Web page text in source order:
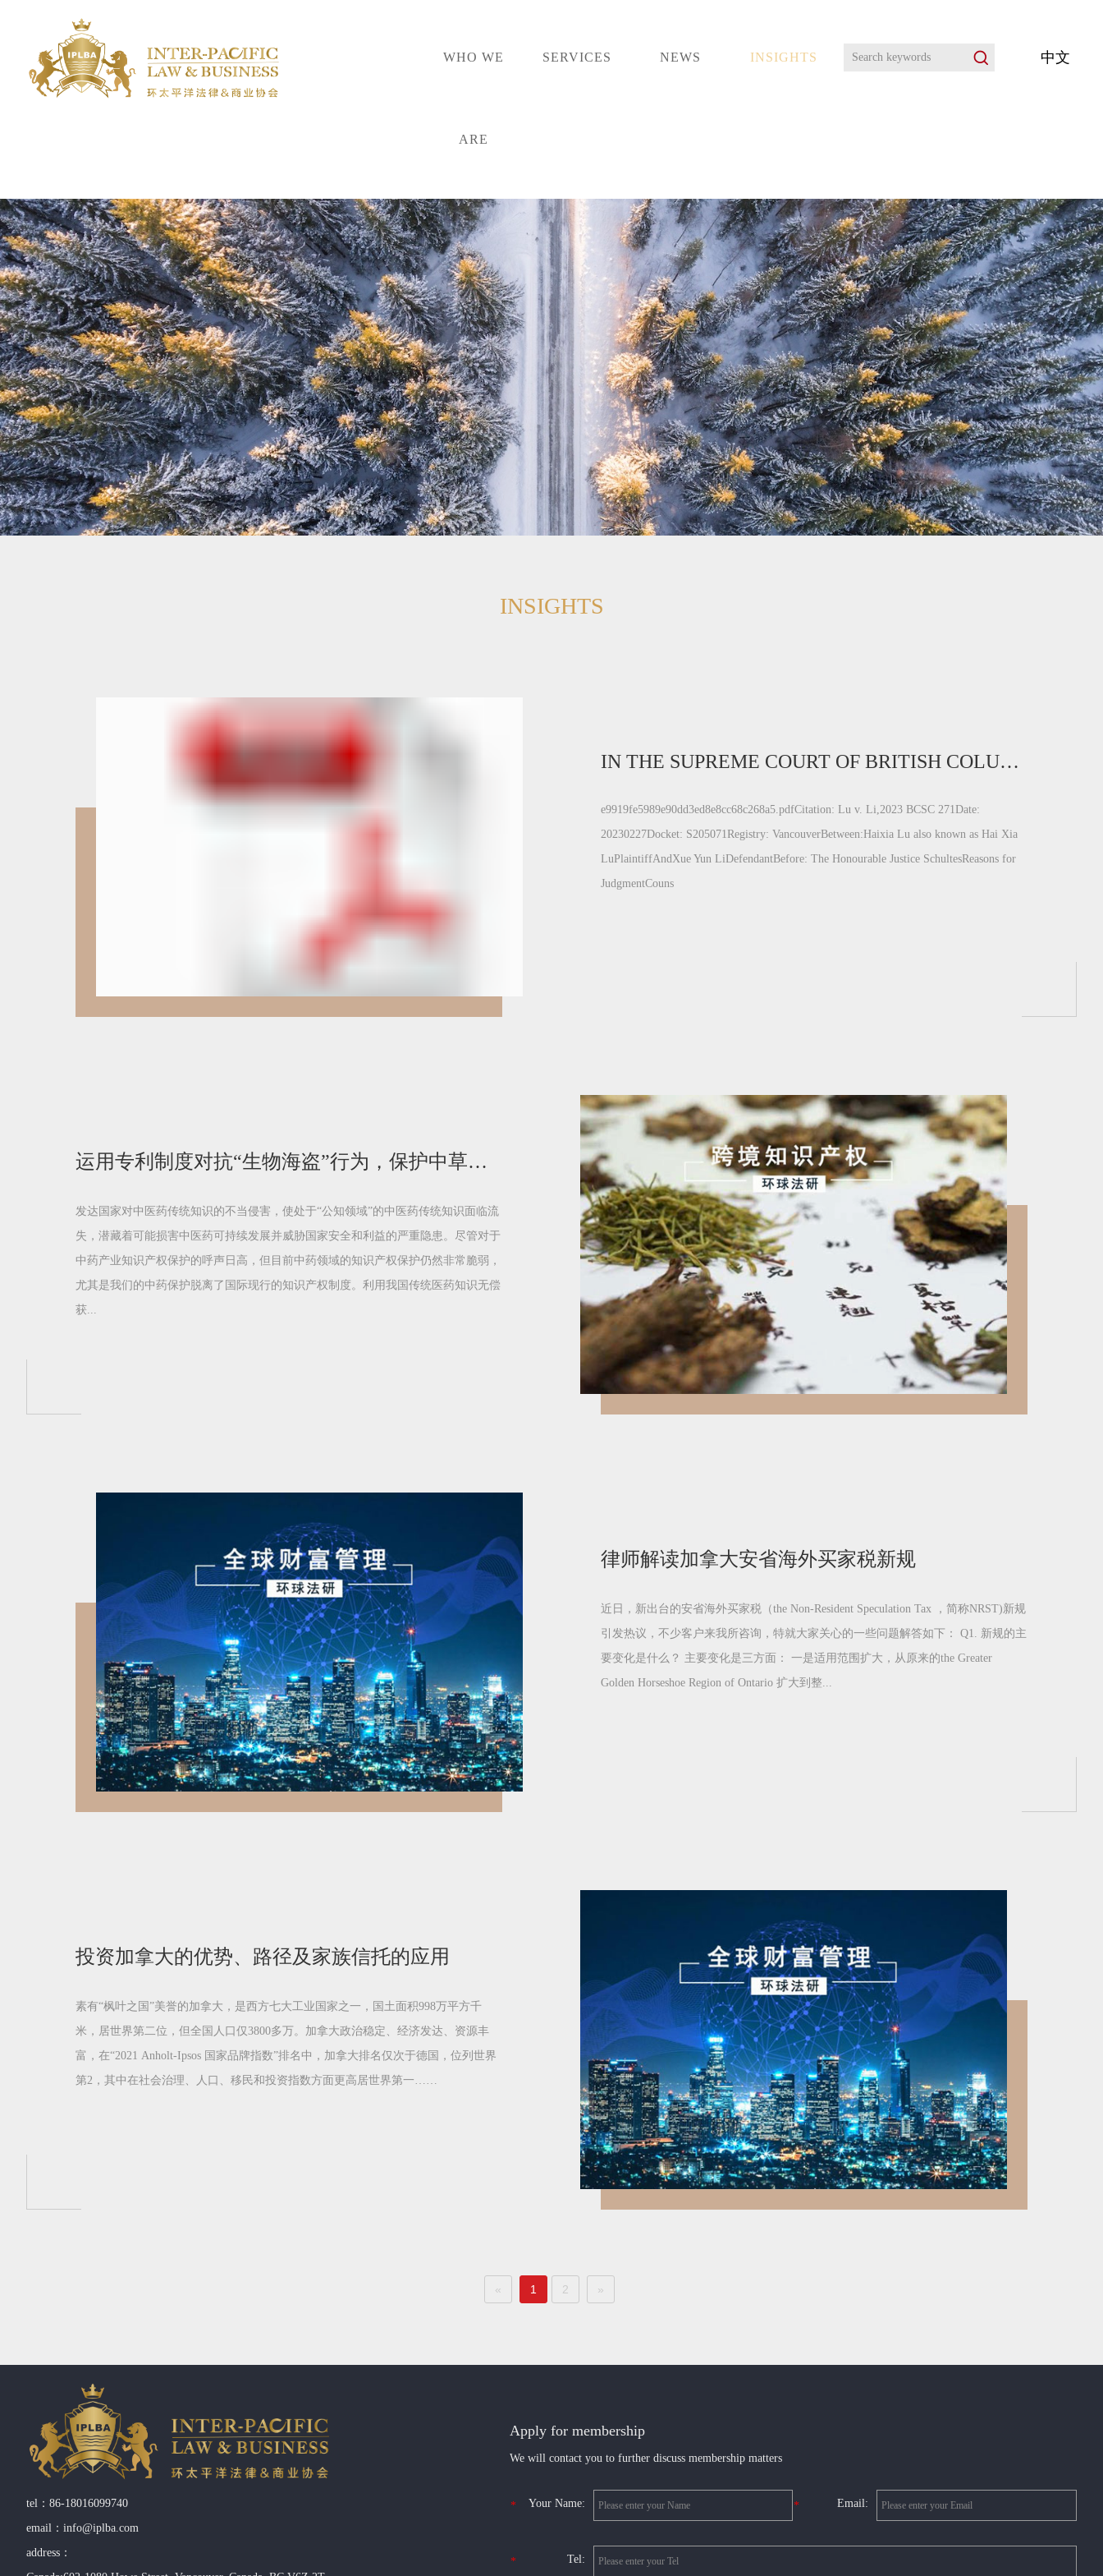
中文
WHO WE
ARE
SERVICES NEWS INSIGHTS
INSIGHTS
IN THE SUPREME COURT OF BRITISH COLUMBIA
e9919fe5989e90dd3ed8e8cc68c268a5.pdfCitation: Lu v. Li,2023 BCSC 271Date:
20230227Docket: S205071Registry: VancouverBetween:Haixia Lu also known as Hai Xia
LuPlaintiffAndXue Yun LiDefendantBefore: The Honourable Justice SchultesReasons for
JudgmentCouns
运用专利制度对抗“生物海盗”行为，保护中草药处方
发达国家对中医药传统知识的不当侵害，使处于“公知领域”的中医药传统知识面临流
失，潜藏着可能损害中医药可持续发展并威胁国家安全和利益的严重隐患。尽管对于
中药产业知识产权保护的呼声日高，但目前中药领域的知识产权保护仍然非常脆弱，
尤其是我们的中药保护脱离了国际现行的知识产权制度。利用我国传统医药知识无偿
获...
律师解读加拿大安省海外买家税新规
近日，新出台的安省海外买家税（the Non-Resident Speculation Tax ，简称NRST)新规
引发热议，不少客户来我所咨询，特就大家关心的一些问题解答如下： Q1. 新规的主
要变化是什么？ 主要变化是三方面： 一是适用范围扩大，从原来的the Greater
Golden Horseshoe Region of Ontario 扩大到整...
投资加拿大的优势、路径及家族信托的应用
素有“枫叶之国”美誉的加拿大，是西方七大工业国家之一，国土面积998万平方千
米，居世界第二位，但全国人口仅3800多万。加拿大政治稳定、经济发达、资源丰
富，在“2021 Anholt-Ipsos 国家品牌指数”排名中，加拿大排名仅次于德国，位列世界
第2，其中在社会治理、人口、移民和投资指数方面更高居世界第一……
« 1 2 »
tel：86-18016099740
email：info@iplba.com
address：
Apply for membership
We will contact you to further discuss membership matters
* Your Name: * Email:
* Tel: